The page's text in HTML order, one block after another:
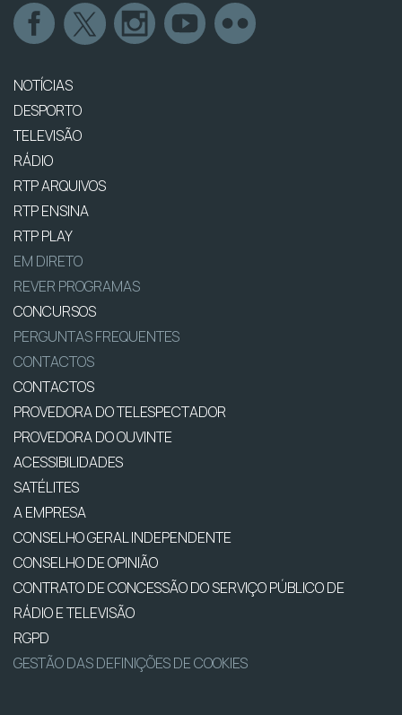
NOTÍCIAS
DESPORTO
TELEVISÃO
RÁDIO
RTP ARQUIVOS
RTP ENSINA
RTP PLAY
EM DIRETO
REVER PROGRAMAS
CONCURSOS
PERGUNTAS FREQUENTES
CONTACTOS
CONTACTOS
PROVEDORA DO TELESPECTADOR
PROVEDORA DO OUVINTE
ACESSIBILIDADES
SATÉLITES
A EMPRESA
CONSELHO GERAL INDEPENDENTE
CONSELHO DE OPINIÃO
CONTRATO DE CONCESSÃO DO SERVIÇO PÚBLICO DE
RÁDIO E TELEVISÃO
RGPD
GESTÃO DAS DEFINIÇÕES DE COOKIES